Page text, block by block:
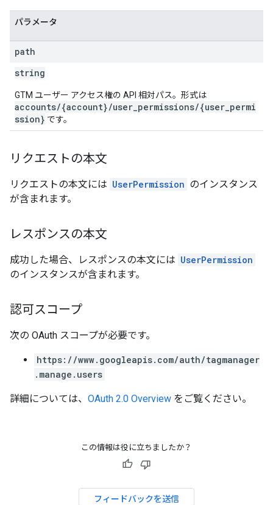
パラメータ
path
string
GTM ユーザー アクセス権の API 相対パス。形式は
accounts/{account}/user_permissions/{user_permi
ssion} です。
リクエストの本文
リクエストの本文には UserPermission のインスタンス
が含まれます。
レスポンスの本文
成功した場合、レスポンスの本文には UserPermission
のインスタンスが含まれます。
認可スコープ
次の OAuth スコープが必要です。
https://www.googleapis.com/auth/tagmanager
.manage.users
詳細については、 OAuth 2.0 Overview をご覧ください。
この情報は役に立ちましたか？
フィードバックを送信